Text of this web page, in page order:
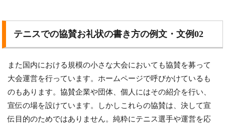
テニスでの協賛お礼状の書き方の例文・文例02
また国内における規模の小さな大会においても協賛を募って
大会運営を行っています。ホームページで呼びかけているも
のもあります。協賛企業や団体、個人にはその紹介を行い、
宣伝の場を設けています。しかしこれらの協賛は、決して宣
伝目的のためではありません。純粋にテニス選手や運営を応